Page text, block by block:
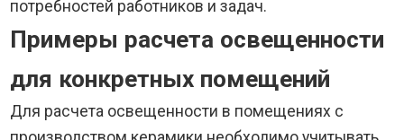
потребностей работников и задач.
Примеры расчета освещенности
для конкретных помещений
Для расчета освещенности в помещениях с